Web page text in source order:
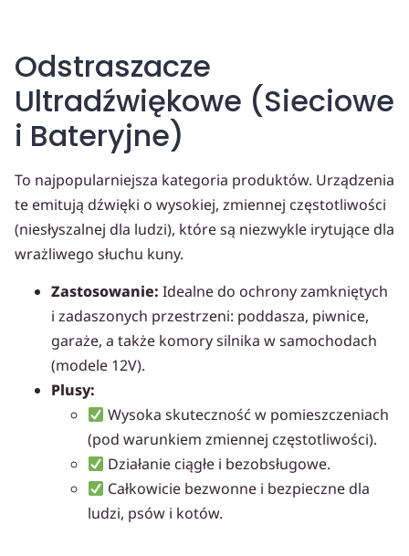
Odstraszacze
Ultradźwiękowe (Sieciowe
i Bateryjne)
To najpopularniejsza kategoria produktów. Urządzenia
te emitują dźwięki o wysokiej, zmiennej częstotliwości
(niesłyszalnej dla ludzi), które są niezwykle irytujące dla
wrażliwego słuchu kuny.
Zastosowanie: Idealne do ochrony zamkniętych
i zadaszonych przestrzeni: poddasza, piwnice,
garaże, a także komory silnika w samochodach
(modele 12V).
Plusy:
Wysoka skuteczność w pomieszczeniach
(pod warunkiem zmiennej częstotliwości).
Działanie ciągłe i bezobsługowe.
Całkowicie bezwonne i bezpieczne dla
ludzi, psów i kotów.